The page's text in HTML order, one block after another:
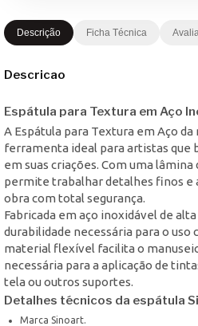
Descrição Ficha Técnica
Descricao
Espátula para Textura em Aço
A Espátula para Textura em Aço da
ferramenta ideal para artistas que
em suas criações. Com uma
permite trabalhar detalhes finos e
obra com total segurança.
Fabricada em aço inoxidável de
durabilidade necessária para o uso
material flexível facilita o
necessária para a aplicação de
tela ou outros suportes.
Detalhes técnicos da espátula
Marca Sinoart.